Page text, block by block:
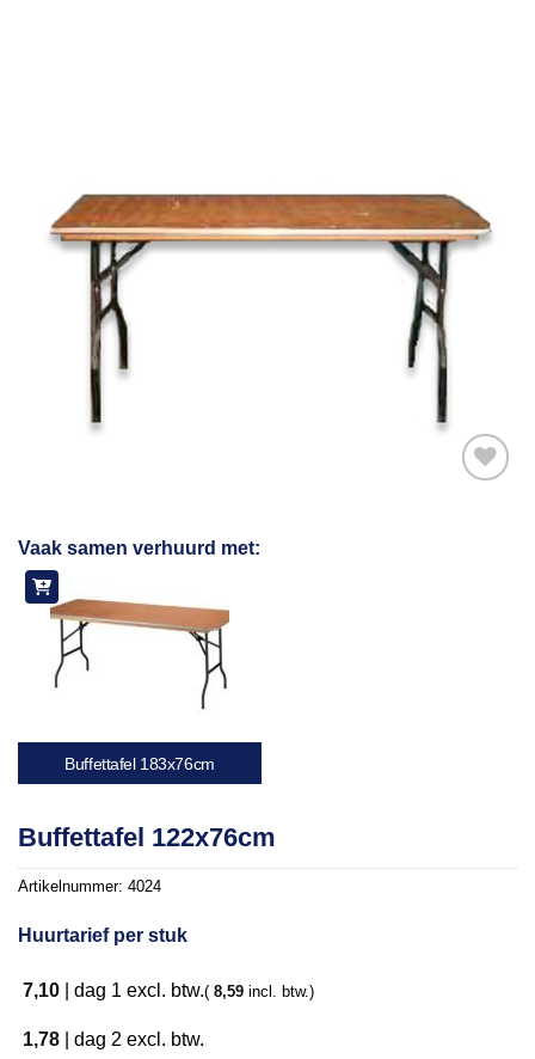
Vaak samen verhuurd met:
Buffettafel 183x76cm
Buffettafel 122x76cm
Artikelnummer: 4024
Huurtarief per stuk
7,10 dag 1 excl. btw.( 8,59 incl. btw.)
1,78 dag 2 excl. btw.